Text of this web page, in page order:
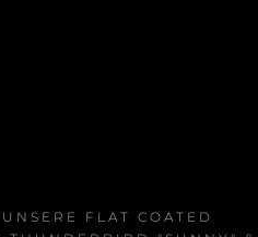
UNSERE FLAT COATED